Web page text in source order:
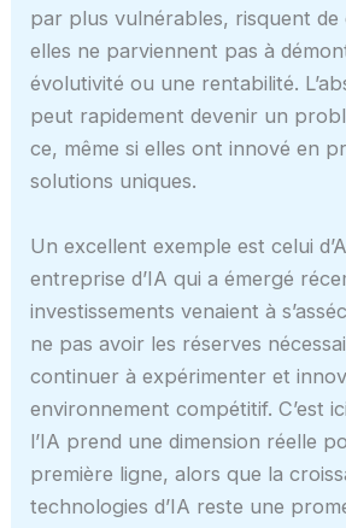
par plus vulnérables, risquent de
elles ne parviennent pas à
évolutivité ou une rentabilité.
peut rapidement devenir un
ce, même si elles ont innové en
solutions uniques.
Un excellent exemple est celui
entreprise d’IA qui a émergé
investissements venaient à
ne pas avoir les réserves
continuer à expérimenter et
environnement compétitif. C’est
l’IA prend une dimension réelle
première ligne, alors que la
technologies d’IA reste une